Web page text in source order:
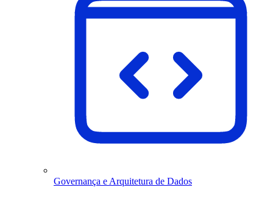
Governança e Arquitetura de Dados